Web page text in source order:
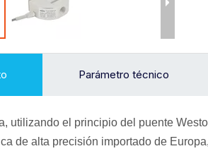
Parámetro técnico
, utilizando el principio del puente
de alta precisión importado de